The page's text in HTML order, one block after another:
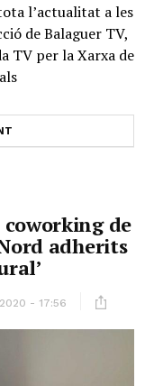
l’actualitat a les
de Balaguer TV,
TV per la Xarxa de
coworking de
adherits
- 17:56